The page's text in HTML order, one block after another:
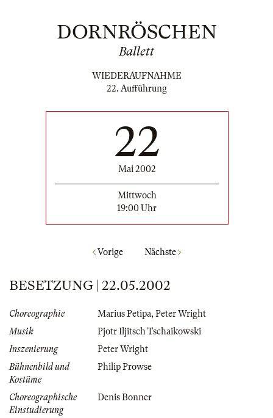
DORNRÖSCHEN
Ballett
WIEDERAUFNAHME
22. Aufführung
22
Mai 2002
Mittwoch
19:00 Uhr
Vorige Nächste
BESETZUNG | 22.05.2002
Choreographie Marius Petipa, Peter Wright
Musik
Pjotr Iljitsch Tschaikowski
Inszenierung
Peter Wright
Bühnenbild und
Kostüme
Philip Prowse
Choreographische
Einstudierung
Denis Bonner